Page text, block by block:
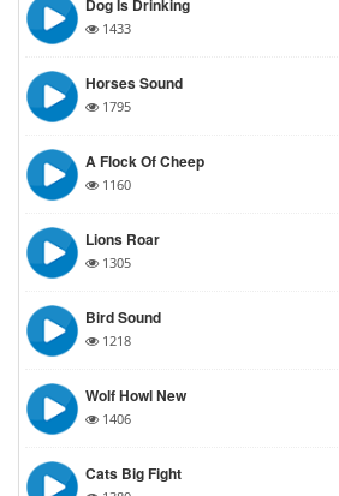
Dog Is Drinking
1433
Horses Sound
1795
A Flock Of Cheep
1160
Lions Roar
1305
Bird Sound
1218
Wolf Howl New
1406
Cats Big Fight